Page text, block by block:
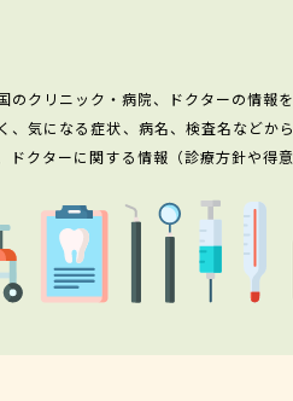
クリニック・病院、ドクターの情報
気になる症状、病名、検査名などか
クターに関する情報（診療方針や得